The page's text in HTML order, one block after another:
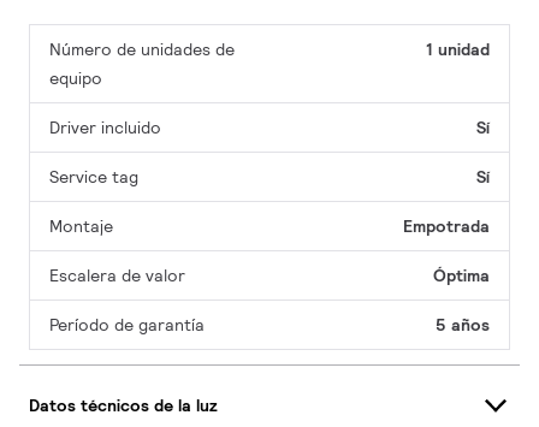
Número de unidades de
equipo
1 unidad
Driver incluido Sí
Service tag Sí
Montaje Empotrada
Escalera de valor Óptima
Período de garantía 5 años
Datos técnicos de la luz